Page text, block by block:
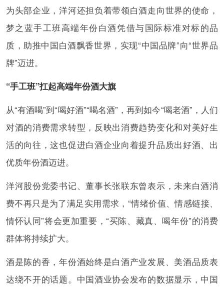
为头部企业，洋河还担负着带领白酒走向世界的使命，
梦之蓝手工班高端年份白酒凭借与国际标准对标的品
质，助推中国白酒飘香世界，实现“中国品牌”向“世界品
牌”迈进。
“手工班”扛起高端年份酒大旗
从“有酒喝”到“喝好酒”“喝名酒”，再到如今“喝老酒”，人们
对酒的消费需求转型，反映出消费趋势变化和对美好生
活的向往，这也促进白酒企业向着提升品质出好酒、出
优质年份酒迈进。
洋河股份党委书记、董事长张联东曾表示，未来白酒消
费不再只是为了满足实用需求，“情绪价值、情感链接、
情怀认同”将会更加重要，“买陈、藏真、喝年份”的消费
群体将持续扩大。
酒是陈的香，年份酒始终是白酒产业发展、美酒品质表
达绕不开的话题。中国酒业协会发布的数据显示，中国